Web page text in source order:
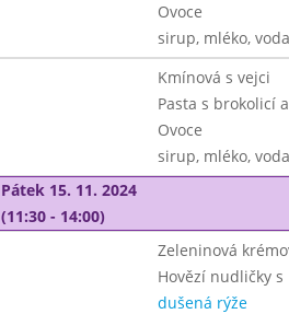
Ovoce
sirup, mléko,
Kmínová s vejci
Pasta s brokolicí
Ovoce
sirup, mléko,
Pátek 15. 11. 2024
(11:30 - 14:00)
Zeleninová
Hovězí nudličky
dušená rýže